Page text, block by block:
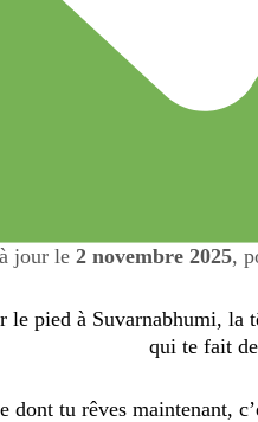
jour le2 novembre 2025,
le pied à Suvarnabhumi, la
qui te fait
dont tu rêves maintenant,